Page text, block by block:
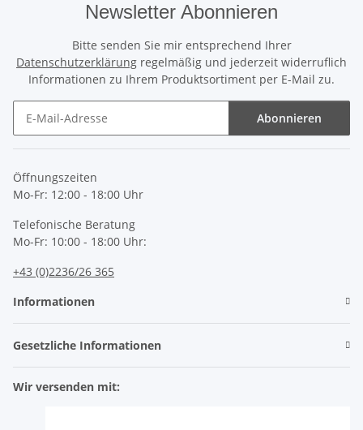
Newsletter Abonnieren
Bitte senden Sie mir entsprechend Ihrer
Datenschutzerklärung regelmäßig und jederzeit widerruflich
Informationen zu Ihrem Produktsortiment per E-Mail zu.
Abonnieren
Öffnungszeiten
Mo-Fr: 12:00 - 18:00 Uhr
Telefonische Beratung
Mo-Fr: 10:00 - 18:00 Uhr:
+43 (0)2236/26 365
Informationen
Gesetzliche Informationen
Wir versenden mit: